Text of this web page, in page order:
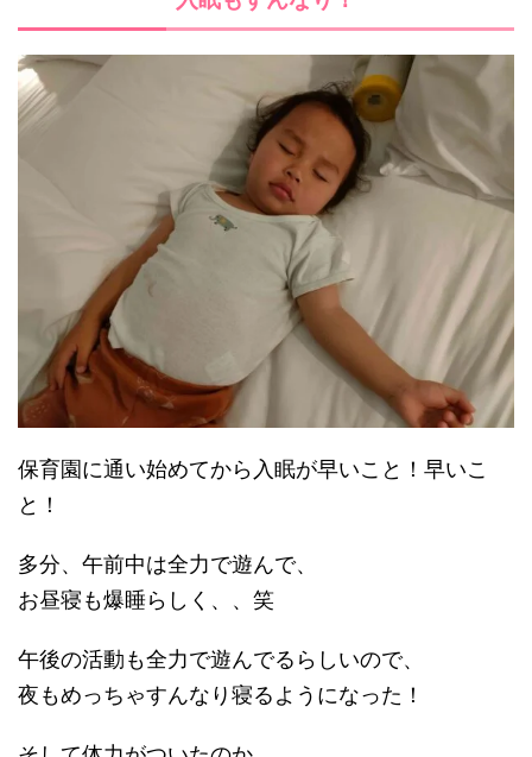
保育園に通い始めてから入眠が早いこと！早いこ
と！
多分、午前中は全力で遊んで、
お昼寝も爆睡らしく、、笑
午後の活動も全力で遊んでるらしいので、
夜もめっちゃすんなり寝るようになった！